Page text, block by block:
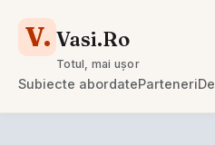
V. Vasi.Ro
Totul, mai ușor
Subiecte abordateParteneri